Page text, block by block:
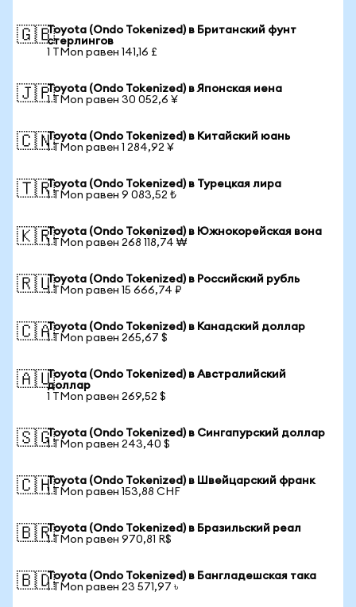
🇬🇧Toyota (Ondo Tokenized) в Британский фунт
стерлингов
1 TMon равен 141,16 £
🇯🇵Toyota (Ondo Tokenized) в Японская иена
1 TMon равен 30 052,6 ¥
🇨🇳Toyota (Ondo Tokenized) в Китайский юань
1 TMon равен 1 284,92 ¥
🇹🇷Toyota (Ondo Tokenized) в Турецкая лира
1 TMon равен 9 083,52 ₺
🇰🇷Toyota (Ondo Tokenized) в Южнокорейская вона
1 TMon равен 268 118,74 ₩
🇷🇺Toyota (Ondo Tokenized) в Российский рубль
1 TMon равен 15 666,74 ₽
🇨🇦Toyota (Ondo Tokenized) в Канадский доллар
1 TMon равен 265,67 $
🇦🇺Toyota (Ondo Tokenized) в Австралийский
доллар
1 TMon равен 269,52 $
🇸🇬Toyota (Ondo Tokenized) в Сингапурский доллар
1 TMon равен 243,40 $
🇨🇭Toyota (Ondo Tokenized) в Швейцарский франк
1 TMon равен 153,88 CHF
🇧🇷Toyota (Ondo Tokenized) в Бразильский реал
1 TMon равен 970,81 R$
🇧🇩Toyota (Ondo Tokenized) в Бангладешская така
1 TMon равен 23 571,97 ৳